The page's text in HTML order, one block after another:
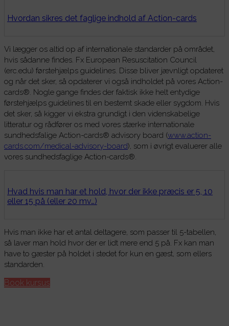
Hvordan sikres det faglige indhold af Action-cards
Vi lægger os altid op af internationale standarder på området,
hvis sådanne findes. Fx European Resuscitation Council
(erc.edu) førstehjælps guidelines. Disse bliver jævnligt opdateret
og når det sker, så opdaterer vi også indholdet på vores Action-
cards®. Nogle gange findes der faktisk ikke helt entydige
førstehjælps guidelines til en bestemt skade eller sygdom. Hvis
det sker, så kigger vi ekstra grundigt i den videnskabelige
litteratur og rådfører os med vores stærke internationale
sundhedsfalige Action-cards® advisory board (www.action-
cards.com/medical-advisory-board), som i øvrigt evaluerer alle
vores sundhedsfaglige Action-cards®.
Hvad hvis man har et hold, hvor der ikke præcis er 5, 10
eller 15 på (eller 20 mv…)
Hvis man ikke har et antal deltagere, som passer til 5-tabellen,
så laver man hold hvor der er lidt mere end 5 på. Fx kan man
have to gæster på holdet i stedet for kun en gæst, som ellers
standarden.
Book kursus